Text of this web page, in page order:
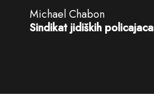
Michael Chabon
Sindikat jidiških policajaca